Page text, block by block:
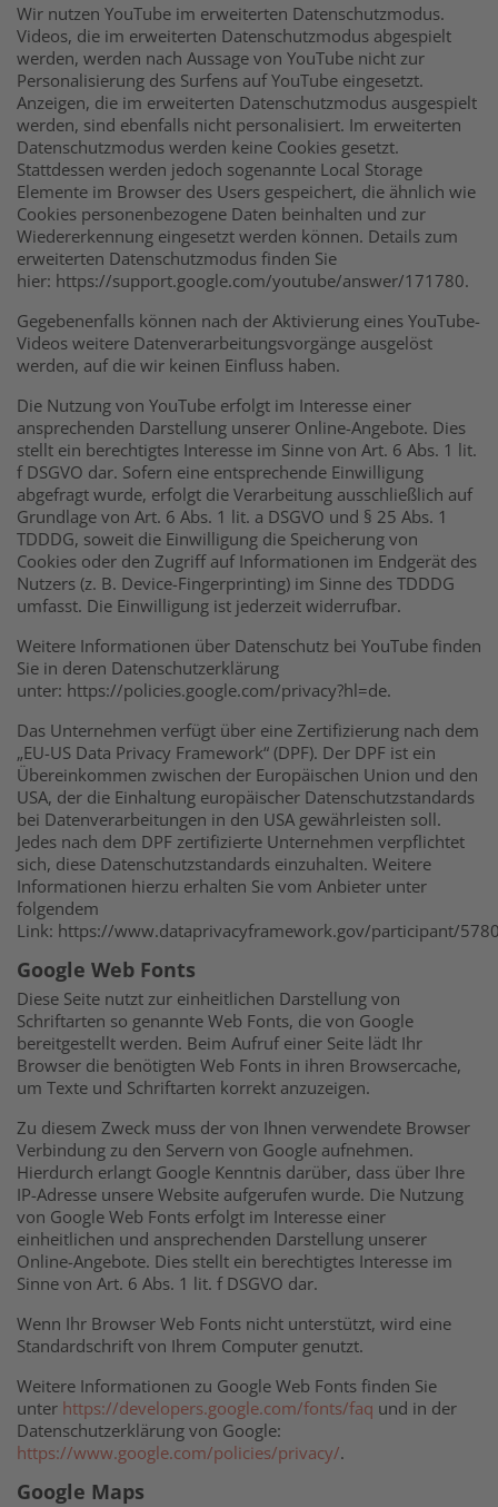
Wir nutzen YouTube im erweiterten Datenschutzmodus.
Videos, die im erweiterten Datenschutzmodus abgespielt
werden, werden nach Aussage von YouTube nicht zur
Personalisierung des Surfens auf YouTube eingesetzt.
Anzeigen, die im erweiterten Datenschutzmodus ausgespielt
werden, sind ebenfalls nicht personalisiert. Im erweiterten
Datenschutzmodus werden keine Cookies gesetzt.
Stattdessen werden jedoch sogenannte Local Storage
Elemente im Browser des Users gespeichert, die ähnlich wie
Cookies personenbezogene Daten beinhalten und zur
Wiedererkennung eingesetzt werden können. Details zum
erweiterten Datenschutzmodus finden Sie
hier: https://support.google.com/youtube/answer/171780.
Gegebenenfalls können nach der Aktivierung eines YouTube-
Videos weitere Datenverarbeitungsvorgänge ausgelöst
werden, auf die wir keinen Einfluss haben.
Die Nutzung von YouTube erfolgt im Interesse einer
ansprechenden Darstellung unserer Online-Angebote. Dies
stellt ein berechtigtes Interesse im Sinne von Art. 6 Abs. 1 lit.
f DSGVO dar. Sofern eine entsprechende Einwilligung
abgefragt wurde, erfolgt die Verarbeitung ausschließlich auf
Grundlage von Art. 6 Abs. 1 lit. a DSGVO und § 25 Abs. 1
TDDDG, soweit die Einwilligung die Speicherung von
Cookies oder den Zugriff auf Informationen im Endgerät des
Nutzers (z. B. Device-Fingerprinting) im Sinne des TDDDG
umfasst. Die Einwilligung ist jederzeit widerrufbar.
Weitere Informationen über Datenschutz bei YouTube finden
Sie in deren Datenschutzerklärung
unter: https://policies.google.com/privacy?hl=de.
Das Unternehmen verfügt über eine Zertifizierung nach dem
„EU-US Data Privacy Framework“ (DPF). Der DPF ist ein
Übereinkommen zwischen der Europäischen Union und den
USA, der die Einhaltung europäischer Datenschutzstandards
bei Datenverarbeitungen in den USA gewährleisten soll.
Jedes nach dem DPF zertifizierte Unternehmen verpflichtet
sich, diese Datenschutzstandards einzuhalten. Weitere
Informationen hierzu erhalten Sie vom Anbieter unter
folgendem
Link: https://www.dataprivacyframework.gov/participant/
Google Web Fonts
Diese Seite nutzt zur einheitlichen Darstellung von
Schriftarten so genannte Web Fonts, die von Google
bereitgestellt werden. Beim Aufruf einer Seite lädt Ihr
Browser die benötigten Web Fonts in ihren Browsercache,
um Texte und Schriftarten korrekt anzuzeigen.
Zu diesem Zweck muss der von Ihnen verwendete Browser
Verbindung zu den Servern von Google aufnehmen.
Hierdurch erlangt Google Kenntnis darüber, dass über Ihre
IP-Adresse unsere Website aufgerufen wurde. Die Nutzung
von Google Web Fonts erfolgt im Interesse einer
einheitlichen und ansprechenden Darstellung unserer
Online-Angebote. Dies stellt ein berechtigtes Interesse im
Sinne von Art. 6 Abs. 1 lit. f DSGVO dar.
Wenn Ihr Browser Web Fonts nicht unterstützt, wird eine
Standardschrift von Ihrem Computer genutzt.
Weitere Informationen zu Google Web Fonts finden Sie
unter https://developers.google.com/fonts/faq und in der
Datenschutzerklärung von Google:
https://www.google.com/policies/privacy/.
Google Maps